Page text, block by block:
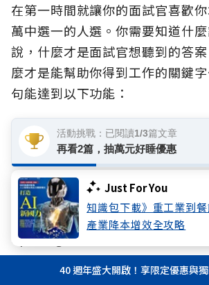
Just For You
知識包下載》重工業到餐
產業降本增效全攻略
在第一時間就讓你的面試官喜歡
萬中選一的人選。你需要知道什
說，什麼才是面試官想聽到的答
麼才是能幫助你得到工作的關鍵
句能達到以下功能：
Clearly communicate your
and experience
清楚的表述你的專業技能、優勢及
Make a great impression
opening and close
在關鍵的開頭與結尾時刻都要令人
40 週年盛大開啟！享限定優惠與
活動挑戰：已閱讀1/3篇文章
再看2篇，抽萬元好睡優惠